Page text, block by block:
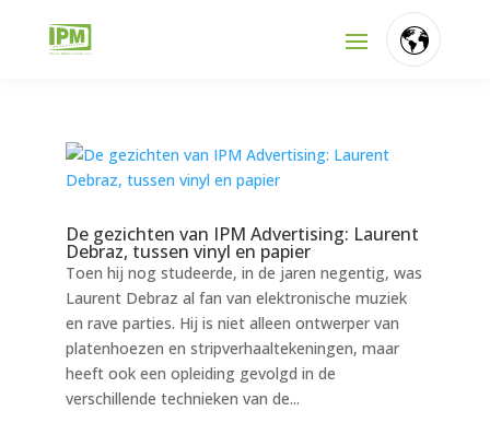
De gezichten van IPM Advertising: Laurent
Debraz, tussen vinyl en papier
Toen hij nog studeerde, in de jaren negentig, was
Laurent Debraz al fan van elektronische muziek
en rave parties. Hij is niet alleen ontwerper van
platenhoezen en stripverhaaltekeningen, maar
heeft ook een opleiding gevolgd in de
verschillende technieken van de...